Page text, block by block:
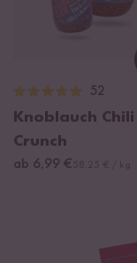
52
Knoblauch Chili
Crunch
ab 6,99 €